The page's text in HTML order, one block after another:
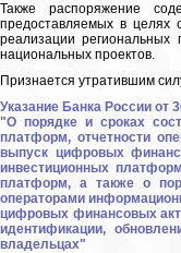
Также распоряжение
предоставляемых в целях
реализации
национальных проектов.
Признается утратившим
Указание Банка России от
"О порядке и сроках
платформ, отчетности
выпуск цифровых
инвестиционных
платформ, а также о
операторами
цифровых финансовых
идентификации,
владельцах"